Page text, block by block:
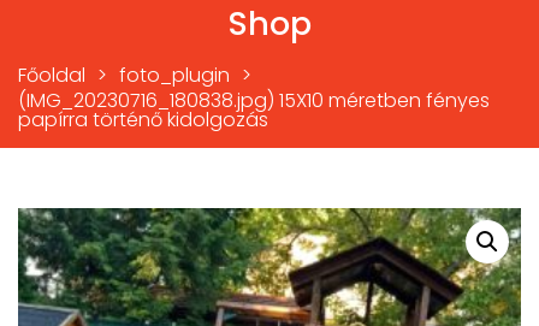
Shop
Főoldal > foto_plugin >
(IMG_20230716_180838.jpg) 15X10 méretben fényes
papírra történő kidolgozás